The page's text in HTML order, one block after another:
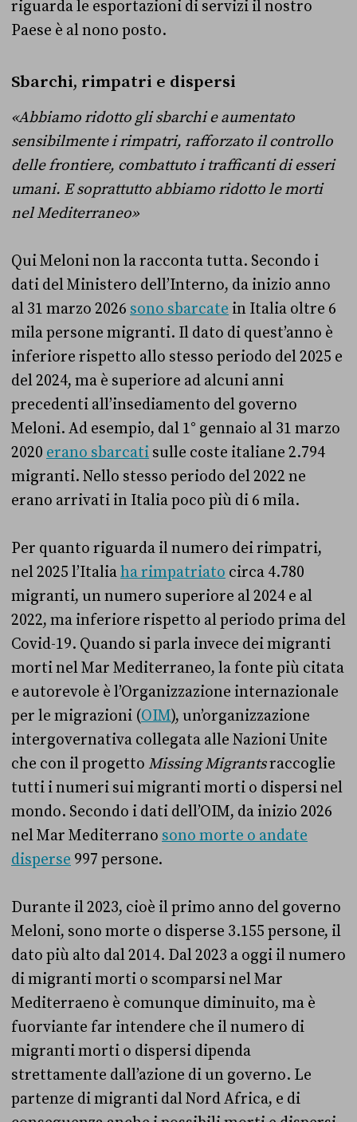
riguarda le esportazioni di servizi il nostro
Paese è al nono posto.
Sbarchi, rimpatri e dispersi
«Abbiamo ridotto gli sbarchi e aumentato
sensibilmente i rimpatri, rafforzato il controllo
delle frontiere, combattuto i trafficanti di esseri
umani. E soprattutto abbiamo ridotto le morti
nel Mediterraneo»
Qui Meloni non la racconta tutta. Secondo i
dati del Ministero dell’Interno, da inizio anno
al 31 marzo 2026 sono sbarcate in Italia oltre 6
mila persone migranti. Il dato di quest’anno è
inferiore rispetto allo stesso periodo del 2025 e
del 2024, ma è superiore ad alcuni anni
precedenti all’insediamento del governo
Meloni. Ad esempio, dal 1° gennaio al 31 marzo
2020 erano sbarcati sulle coste italiane 2.794
migranti. Nello stesso periodo del 2022 ne
erano arrivati in Italia poco più di 6 mila.
Per quanto riguarda il numero dei rimpatri,
nel 2025 l’Italiaha rimpatriato circa 4.780
migranti, un numero superiore al 2024 e al
2022, ma inferiore rispetto al periodo prima del
Covid-19. Quando si parla invece dei migranti
morti nel Mar Mediterraneo, la fonte più citata
e autorevole è l’Organizzazione internazionale
per le migrazioni (OIM), un’organizzazione
intergovernativa collegata alle Nazioni Unite
che con il progetto Missing Migrantsraccoglie
tutti i numeri sui migranti morti o dispersi nel
mondo. Secondo i dati dell’OIM, da inizio 2026
nel Mar Mediterrano sono morte o andate
disperse 997 persone.
Durante il 2023, cioè il primo anno del governo
Meloni, sono morte o disperse 3.155 persone, il
dato più alto dal 2014. Dal 2023 a oggi il numero
di migranti morti o scomparsi nel Mar
Mediterraeno è comunque diminuito, ma è
fuorviante far intendere che il numero di
migranti morti o dispersi dipenda
strettamente dall’azione di un governo. Le
partenze di migranti dal Nord Africa, e di